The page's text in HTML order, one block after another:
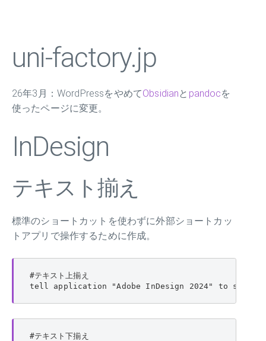
uni-factory.jp
26年3月：WordPressをやめてObsidian と pandocを
使ったページに変更。
InDesign
テキスト揃え
標準のショートカットを使わずに外部ショートカッ
トアプリで操作するために作成。
#テキスト上揃え
tell application "Adobe InDesign 2024" to set
#テキスト下揃え